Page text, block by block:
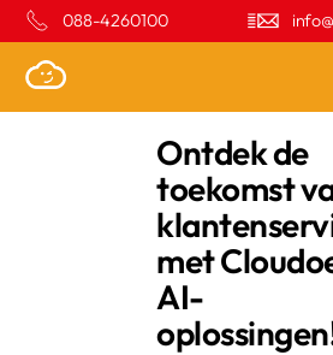
088-4260100
Ontdek de
toekomst
met
AI-